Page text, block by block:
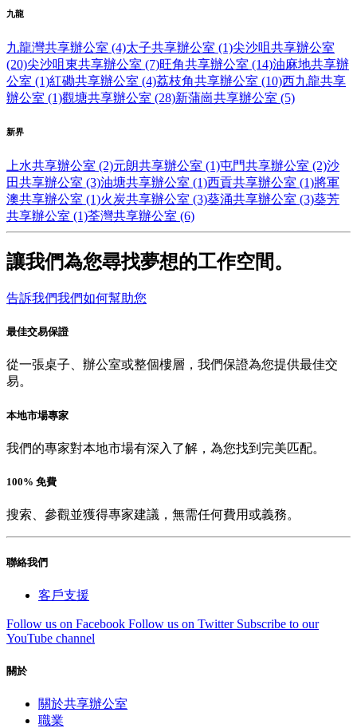
九龍
九龍灣共享辦公室 (4)太子共享辦公室 (1)尖沙咀共享辦公室
(20)尖沙咀東共享辦公室 (7)旺角共享辦公室 (14)油麻地共享辦
公室 (1)紅磡共享辦公室 (4)荔枝角共享辦公室 (10)西九龍共享
辦公室 (1)觀塘共享辦公室 (28)新蒲崗共享辦公室 (5)
新界
上水共享辦公室 (2)元朗共享辦公室 (1)屯門共享辦公室 (2)沙
田共享辦公室 (3)油塘共享辦公室 (1)西貢共享辦公室 (1)將軍
澳共享辦公室 (1)火炭共享辦公室 (3)葵涌共享辦公室 (3)葵芳
共享辦公室 (1)荃灣共享辦公室 (6)
讓我們為您尋找夢想的工作空間。
告訴我們我們如何幫助您
最佳交易保證
從一張桌子、辦公室或整個樓層，我們保證為您提供最佳交
易。
本地市場專家
我們的專家對本地市場有深入了解，為您找到完美匹配。
100% 免費
搜索、參觀並獲得專家建議，無需任何費用或義務。
聯絡我們
客戶支援
Follow us on Facebook Follow us on Twitter Subscribe to our
YouTube channel
關於
關於共享辦公室
職業